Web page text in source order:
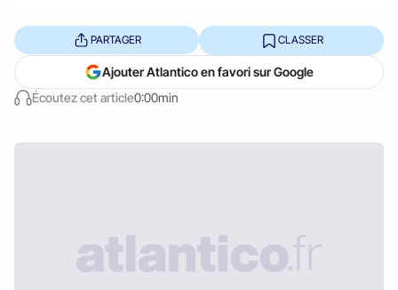
Écoutez cet article0:00min
PARTAGER CLASSER
Ajouter Atlantico en favori sur Google